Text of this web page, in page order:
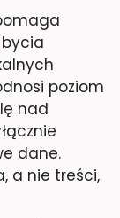
poziom
nad
dane.
a nie treści,